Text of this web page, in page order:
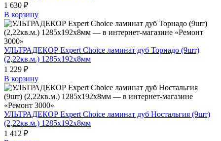
1 630 ₽
В корзину
УЛЬТРАДЕКОР Expert Choice ламинат дуб Торнадо (9шт)
(2,22кв.м.) 1285х192х8мм
1 229 ₽
В корзину
УЛЬТРАДЕКОР Expert Choice ламинат дуб Ностальгия (9шт)
(2,22кв.м.) 1285х192х8мм
1 412 ₽